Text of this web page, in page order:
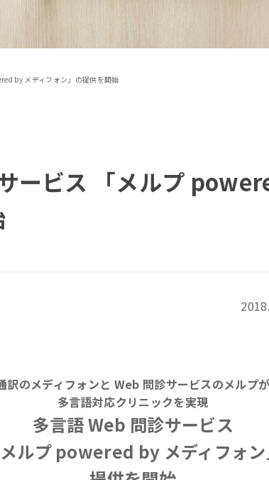
by メディフォン」の提供を開始
ービス 「メルプ
訳のメディフォンと Web 問診サービスのメルプ
多言語対応クリニックを実現
多言語 Web 問診サービス
メルプ powered by メディフォン